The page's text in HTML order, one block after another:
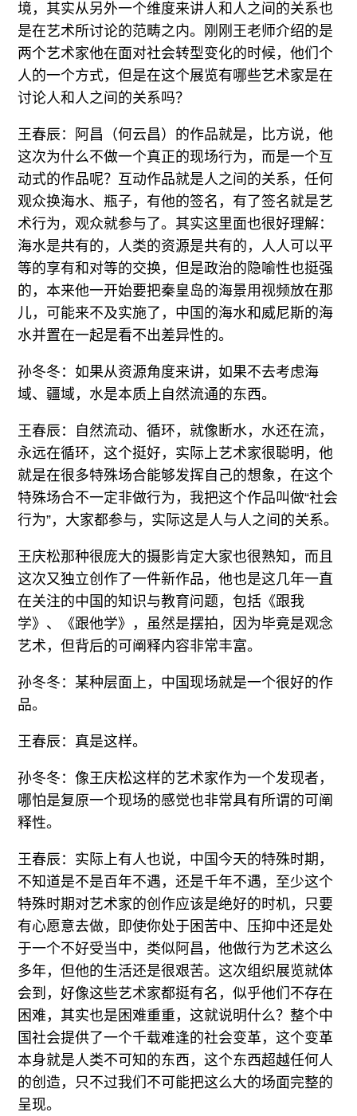
境，其实从另外一个维度来讲人和人之间的关系也
是在艺术所讨论的范畴之内。刚刚王老师介绍的是
两个艺术家他在面对社会转型变化的时候，他们个
人的一个方式，但是在这个展览有哪些艺术家是在
讨论人和人之间的关系吗？
王春辰：阿昌（何云昌）的作品就是，比方说，他
这次为什么不做一个真正的现场行为，而是一个互
动式的作品呢？互动作品就是人之间的关系，任何
观众换海水、瓶子，有他的签名，有了签名就是艺
术行为，观众就参与了。其实这里面也很好理解：
海水是共有的，人类的资源是共有的，人人可以平
等的享有和对等的交换，但是政治的隐喻性也挺强
的，本来他一开始要把秦皇岛的海景用视频放在那
儿，可能来不及实施了，中国的海水和威尼斯的海
水并置在一起是看不出差异性的。
孙冬冬：如果从资源角度来讲，如果不去考虑海
域、疆域，水是本质上自然流通的东西。
王春辰：自然流动、循环，就像断水，水还在流，
永远在循环，这个挺好，实际上艺术家很聪明，他
就是在很多特殊场合能够发挥自己的想象，在这个
特殊场合不一定非做行为，我把这个作品叫做“社会
行为”，大家都参与，实际这是人与人之间的关系。
王庆松那种很庞大的摄影肯定大家也很熟知，而且
这次又独立创作了一件新作品，他也是这几年一直
在关注的中国的知识与教育问题，包括《跟我
学》、《跟他学》，虽然是摆拍，因为毕竟是观念
艺术，但背后的可阐释内容非常丰富。
孙冬冬：某种层面上，中国现场就是一个很好的作
品。
王春辰：真是这样。
孙冬冬：像王庆松这样的艺术家作为一个发现者，
哪怕是复原一个现场的感觉也非常具有所谓的可阐
释性。
王春辰：实际上有人也说，中国今天的特殊时期，
不知道是不是百年不遇，还是千年不遇，至少这个
特殊时期对艺术家的创作应该是绝好的时机，只要
有心愿意去做，即使你处于困苦中、压抑中还是处
于一个不好受当中，类似阿昌，他做行为艺术这么
多年，但他的生活还是很艰苦。这次组织展览就体
会到，好像这些艺术家都挺有名，似乎他们不存在
困难，其实也是困难重重，这就说明什么？整个中
国社会提供了一个千载难逢的社会变革，这个变革
本身就是人类不可知的东西，这个东西超越任何人
的创造，只不过我们不可能把这么大的场面完整的
呈现。